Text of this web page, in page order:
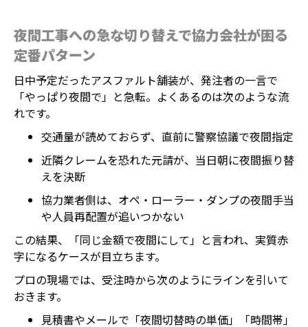
夜間工事への急な切り替えで協力会社が困る
定番パターン
日中予定だったアスファルト舗装が、発注者の一言で
「やっぱり夜間で」と急転。よくあるのは次のような流
れです。
交通量が読めておらず、直前に警察協議で夜間指定
近隣クレームを恐れた元請が、当日朝に夜間振り替
えを決断
協力業者側は、オペ・ローラー・ダンプの夜間手当
や人員再配置が追いつかない
この結果、「同じ金額で夜間にして」と言われ、実質赤
字になるケースが目立ちます。
プロの現場では、受注時から次のようにラインを引いて
おきます。
見積書やメールで「夜間切替時の単価」「時間帯」